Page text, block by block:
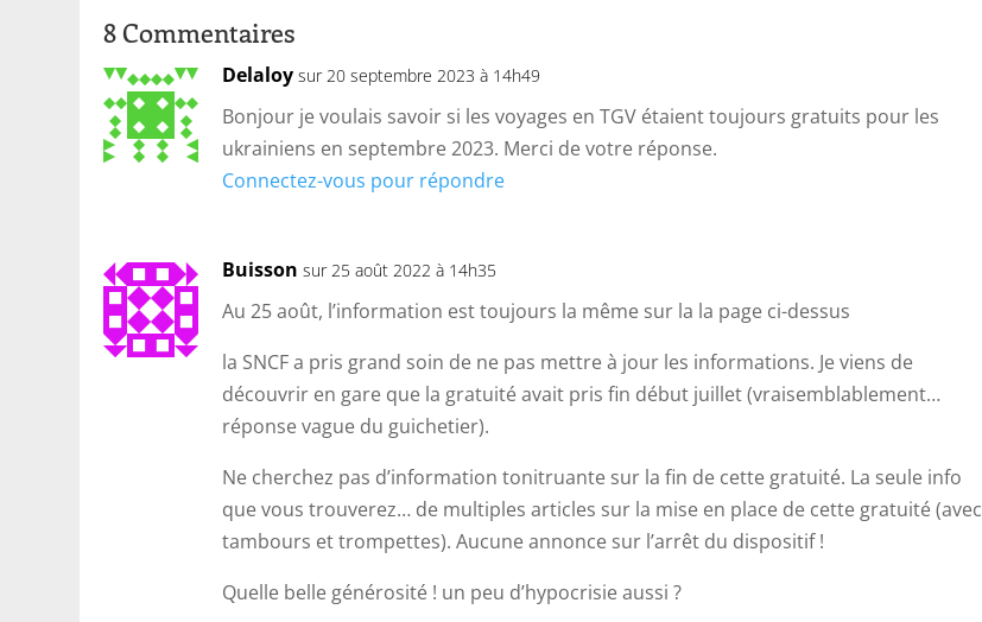
8 Commentaires
Delaloy sur 20 septembre 2023 à 14h49
Bonjour je voulais savoir si les voyages en TGV étaient toujours gratuits pour les
ukrainiens en septembre 2023. Merci de votre réponse.
Connectez-vous pour répondre
Buisson sur 25 août 2022 à 14h35
Au 25 août, l’information est toujours la même sur la la page ci-dessus
la SNCF a pris grand soin de ne pas mettre à jour les informations. Je viens de
découvrir en gare que la gratuité avait pris fin début juillet (vraisemblablement…
réponse vague du guichetier).
Ne cherchez pas d’information tonitruante sur la fin de cette gratuité. La seule info
que vous trouverez… de multiples articles sur la mise en place de cette gratuité (avec
tambours et trompettes). Aucune annonce sur l’arrêt du dispositif !
Quelle belle générosité ! un peu d’hypocrisie aussi ?